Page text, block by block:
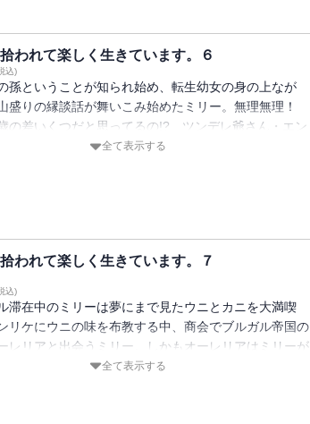
じめるたくさんの秘密！ 怒涛の伏線回収にわくわく
い！ 一気読み必至。待望の第五巻！ ※電子版は単
に編集しています。
われて楽しく生きています。６
込)
孫ということが知られ始め、転生幼女の身の上なが
盛りの縁談話が舞いこみ始めたミリー。無理無理！
の差いくつだと思ってるの!? ツンデレ爺さん・エン
もあり、断固拒否の姿勢で逃げ回るミリーだけど、利
神官様はちょっと腹黒だったりするんですかね？ す
関係続行中！ 最終章目前！ 過去と人間関係が交錯
！ ※電子版は単行本をもとに編集しています
全て表示する
われて楽しく生きています。７
込)
滞在中のミリーは夢にまで見たウニとカニを大満喫
ケにウニの味を布教する中、商会でブルガル帝国の
レリアと出会うミリー。しかもオーレリアはミリーが
ないチョコレート入手の伝手を持っていて！？ 彼女
全て表示する